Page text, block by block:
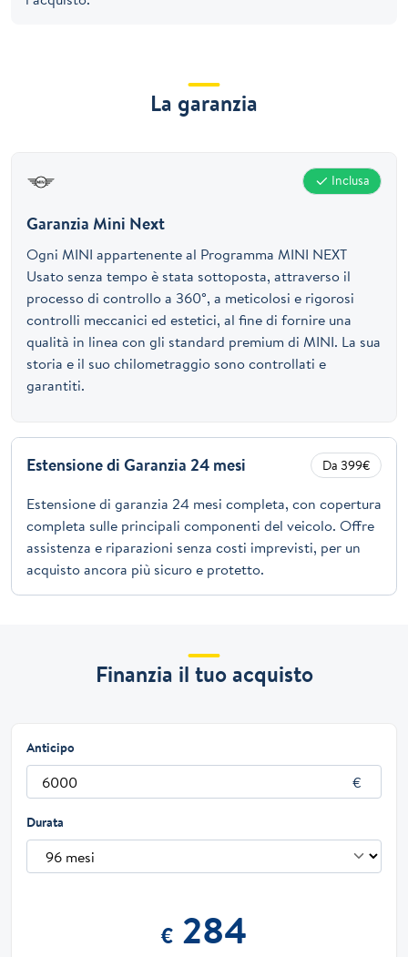
La garanzia
Inclusa
Garanzia Mini Next
Ogni MINI appartenente al Programma MINI NEXT
Usato senza tempo è stata sottoposta, attraverso il
processo di controllo a 360°, a meticolosi e rigorosi
controlli meccanici ed estetici, al fine di fornire una
qualità in linea con gli standard premium di MINI. La sua
storia e il suo chilometraggio sono controllati e
garantiti.
Estensione di Garanzia 24 mesi Da 399€
Estensione di garanzia 24 mesi completa, con copertura
completa sulle principali componenti del veicolo. Offre
assistenza e riparazioni senza costi imprevisti, per un
acquisto ancora più sicuro e protetto.
Finanzia il tuo acquisto
Anticipo
Durata
€ 284